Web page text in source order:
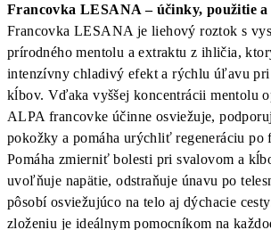
Francovka LESANA – účinky, použitie a
Francovka LESANA je liehový roztok s
prírodného mentolu a extraktu z ihličia,
intenzívny chladivý efekt a rýchlu úľavu pri
kĺbov. Vďaka vyššej koncentrácii mentolu
ALPA francovke účinne osviežuje,
pokožky a pomáha urýchliť regeneráciu po
Pomáha zmierniť bolesti pri svalovom a
uvoľňuje napätie, odstraňuje únavu po
pôsobí osviežujúco na telo aj dýchacie
zloženiu je ideálnym pomocníkom na